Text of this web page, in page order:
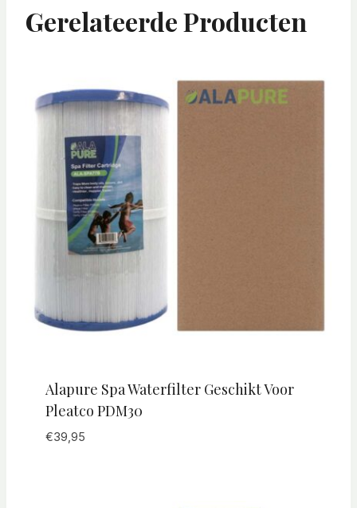
Gerelateerde Producten
Alapure Spa Waterfilter Geschikt Voor
Pleatco PDM30
€39,95